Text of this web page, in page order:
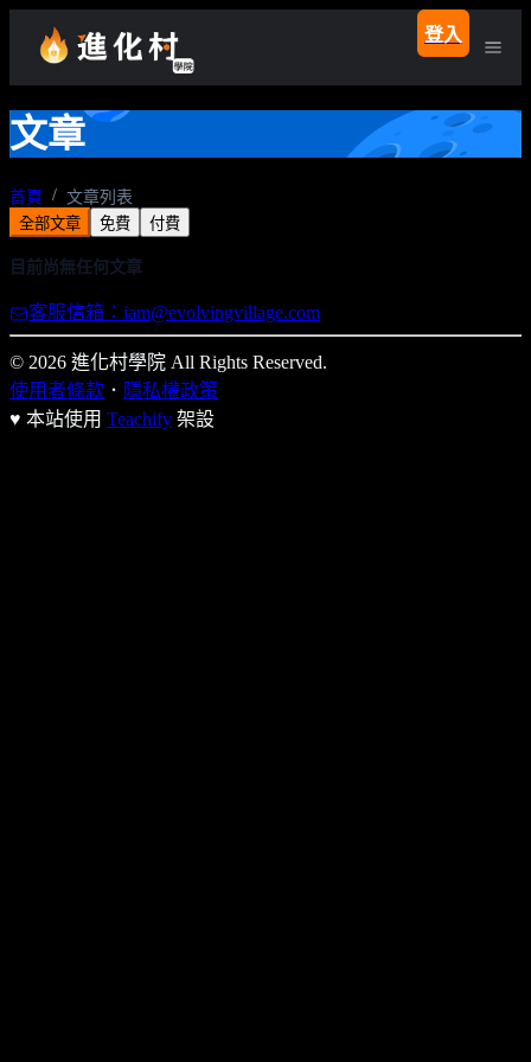
登入
文章
首頁
文章列表
全部文章
免費 付費
目前尚無任何文章
客服信箱：iam@evolvingvillage.com
© 2026 進化村學院 All Rights Reserved.
使用者條款 ． 隱私權政策
♥ 本站使用 Teachify 架設